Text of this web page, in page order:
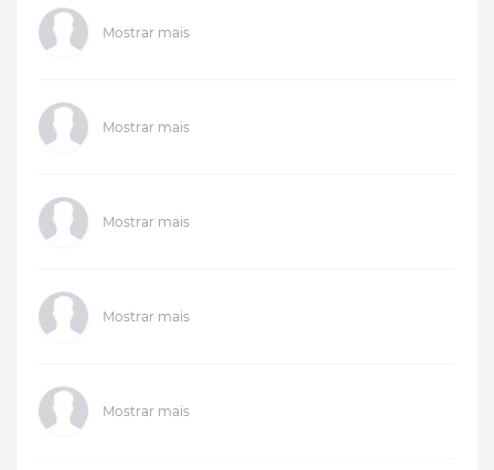
Mostrar mais
Mostrar mais
Mostrar mais
Mostrar mais
Mostrar mais